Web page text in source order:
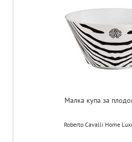
Малка купа за
Roberto Cavalli Home